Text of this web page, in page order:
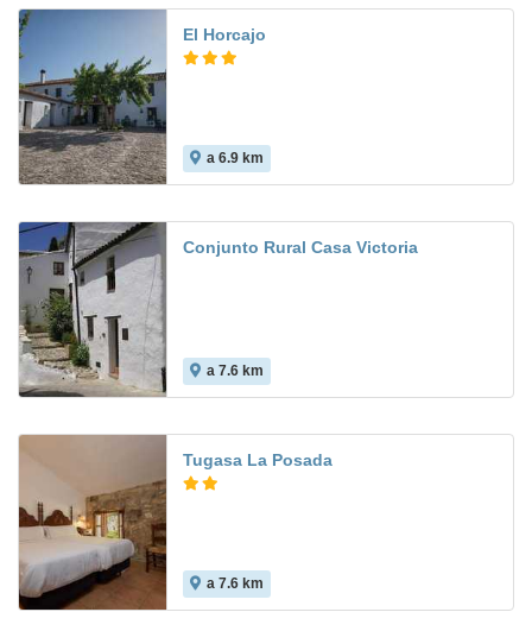
El Horcajo
a 6.9 km
Conjunto Rural Casa Victoria
a 7.6 km
Tugasa La Posada
a 7.6 km